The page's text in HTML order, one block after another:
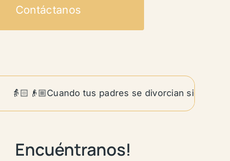
Contáctanos
👵🏻👴🏼Cuando tus padres se divorcian siendo
Encuéntranos!